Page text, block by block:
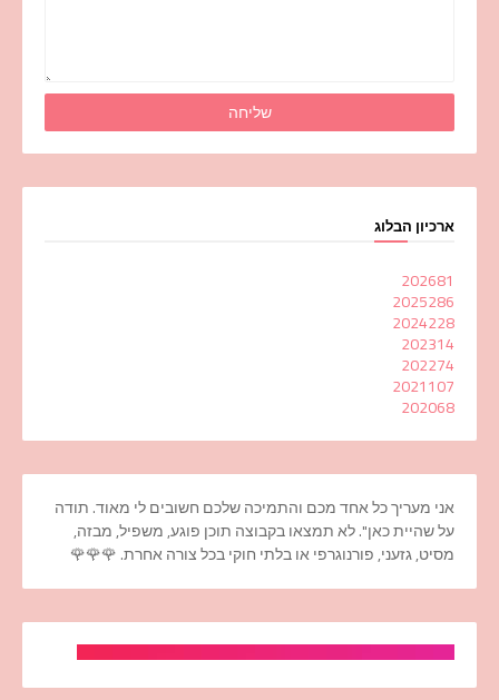
ארכיון הבלוג
202681
2025286
2024228
202314
202274
2021107
202068
אני מעריך כל אחד מכם והתמיכה שלכם חשובים לי מאוד. תודה
על שהיית כאן". לא תמצאו בקבוצה תוכן פוגע, משפיל, מבזה,
מסיט, גזעני, פורנוגרפי או בלתי חוקי בכל צורה אחרת. 🌹🌹🌹